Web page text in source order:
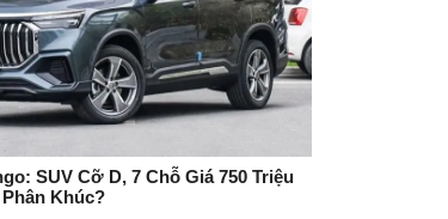
SUV Cỡ D, 7 Chỗ Giá 750 Triệu
Khúc?